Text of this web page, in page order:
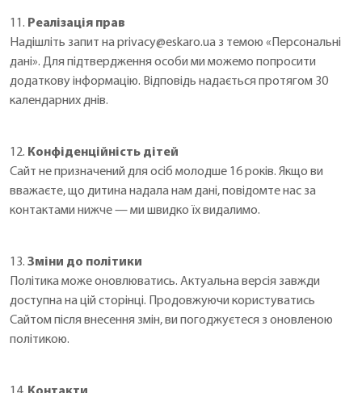
11. Реалізація прав
Надішліть запит наprivacy@eskaro.ua з темою «Персональні
дані». Для підтвердження особи ми можемо попросити
додаткову інформацію. Відповідь надається протягом 30
календарних днів.
12. Конфіденційність дітей
Сайт не призначений для осіб молодше 16 років. Якщо ви
вважаєте, що дитина надала нам дані, повідомте нас за
контактами нижче — ми швидко їх видалимо.
13. Зміни до політики
Політика може оновлюватись. Актуальна версія завжди
доступна на цій сторінці. Продовжуючи користуватись
Сайтом після внесення змін, ви погоджуєтеся з оновленою
політикою.